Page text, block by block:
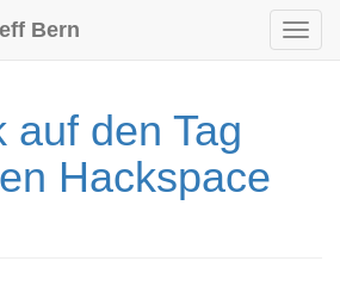
Bern
auf den Tag
Hackspace